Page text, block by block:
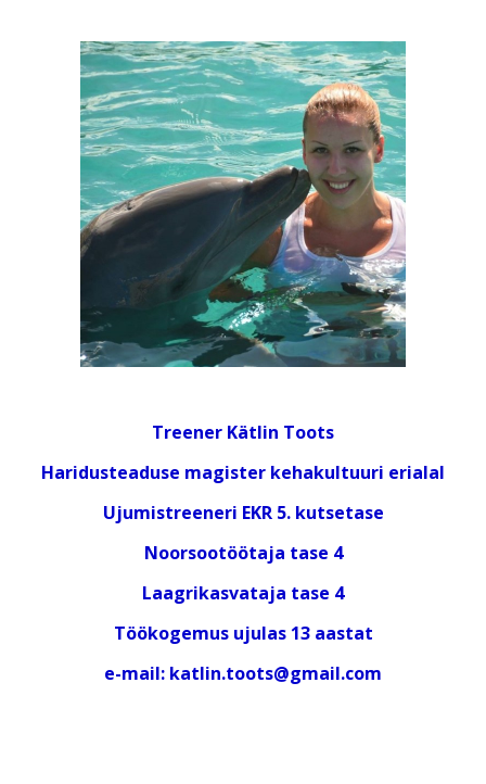
Treener Kätlin Toots
Haridusteaduse magister kehakultuuri erialal
Ujumistreeneri EKR 5. kutsetase
Noorsootöötaja tase 4
Laagrikasvataja tase 4
Töökogemus ujulas 13 aastat
e-mail: katlin.toots@gmail.com